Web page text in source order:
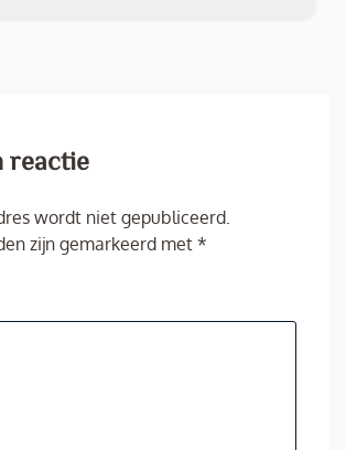
reactie
wordt niet gepubliceerd.
zijn gemarkeerd met *